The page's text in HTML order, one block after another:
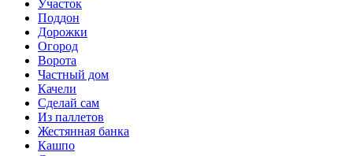
Участок
Поддон
Дорожки
Огород
Ворота
Частный дом
Качели
Сделай сам
Из паллетов
Жестянная банка
Кашпо